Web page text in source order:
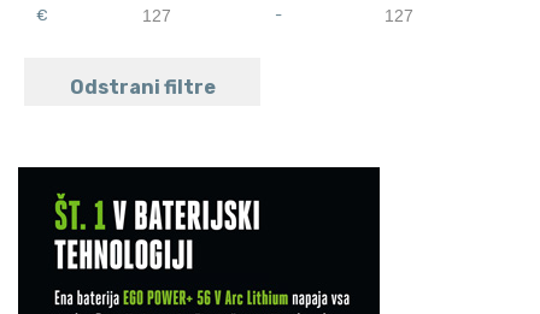
€ -
Maximum Price
Odstrani filtre